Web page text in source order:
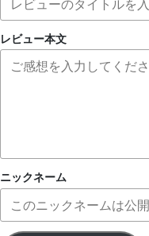
レビュー本文
ニックネーム